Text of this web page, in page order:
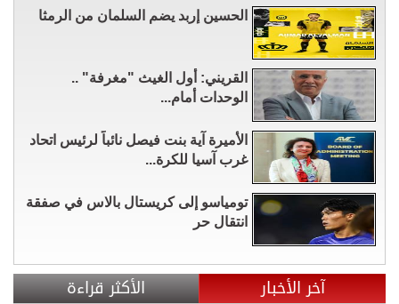
الحسين إربد يضم السلمان من الرمثا
القريني: أول الغيث "مغرفة" ..
الوحدات أمام...
الأميرة آية بنت فيصل نائباً لرئيس اتحاد
غرب آسيا للكرة...
تومياسو إلى كريستال بالاس في صفقة
انتقال حر
آخر الأخبار الأكثر قراءة